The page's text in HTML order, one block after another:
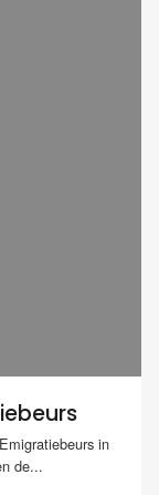
in
de...